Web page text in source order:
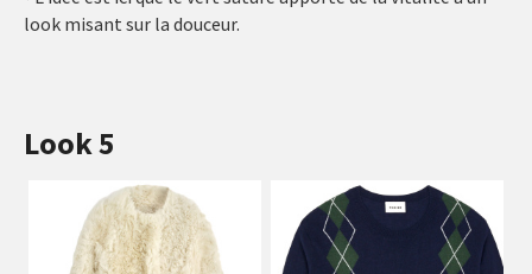
look misant sur la douceur.
Look 5